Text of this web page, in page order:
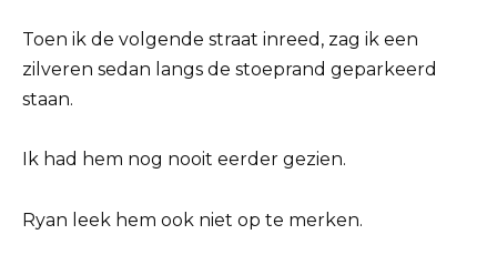
Toen ik de volgende straat inreed, zag ik een
zilveren sedan langs de stoeprand geparkeerd
staan.
Ik had hem nog nooit eerder gezien.
Ryan leek hem ook niet op te merken.